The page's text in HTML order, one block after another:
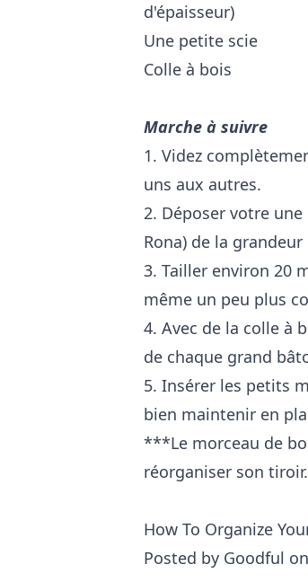
d'épaisseur)
Une petite scie
Colle à bois
Marche à suivre
1. Videz
uns aux autres.
2. Déposer votre
Rona) de la
3. Tailler environ 20
même un peu plus
4. Avec de la colle à
de chaque grand
5. Insérer les petits
bien maintenir en
***Le morceau de
réorganiser son tiroir.
How To Organize
Posted by Goodful